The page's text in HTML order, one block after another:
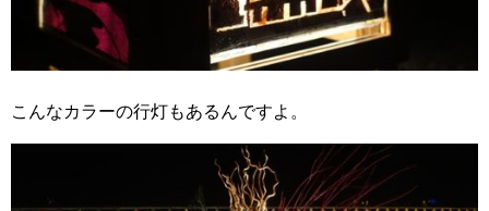
こんなカラーの行灯もあるんですよ。